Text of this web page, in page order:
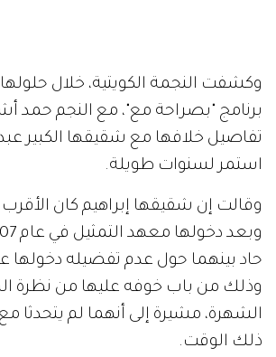
وكشفت النجمة الكويتية، خلال
برنامج "بصراحة مع"، مع النجم حمد
تفاصيل خلافها مع شقيقها الكبير
استمر لسنوات طويلة.
وقالت إن شقيقها إبراهيم كان الأقرب
حاد بينهما حول عدم تفضيله دخولها
وذلك من باب خوفه عليها من نظرة
الشهرة، مشيرة إلى أنهما لم
ذلك الوقت.